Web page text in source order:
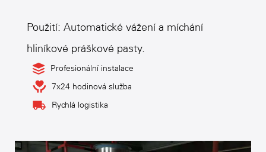
Použití: Automatické vážení a míchání
hliníkové práškové pasty.
Profesionální instalace
7x24 hodinová služba
Rychlá logistika